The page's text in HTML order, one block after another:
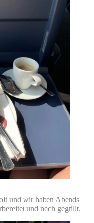
und wir haben Abends
und noch gegrillt.